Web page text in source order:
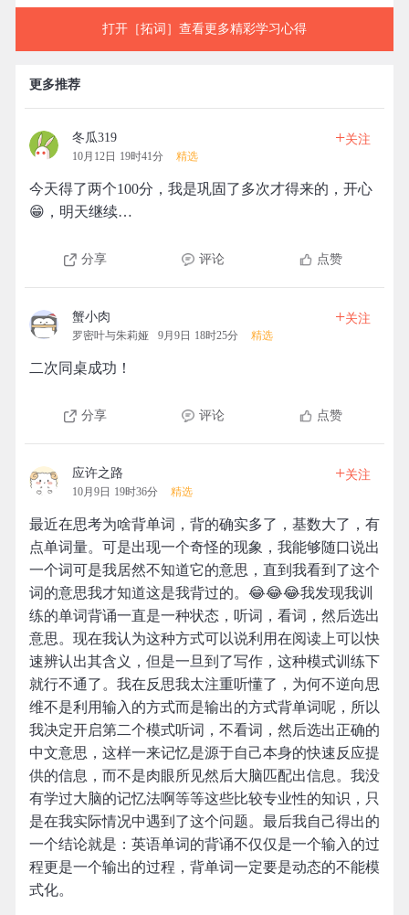
打开［拓词］查看更多精彩学习心得
更多推荐
冬瓜319
10月12日 19时41分 精选
+关注
今天得了两个100分，我是巩固了多次才得来的，开心
😁，明天继续…
分享 评论 点赞
蟹小肉
罗密叶与朱莉娅 9月9日 18时25分 精选
+关注
二次同桌成功！
分享 评论 点赞
应许之路
10月9日 19时36分 精选
+关注
最近在思考为啥背单词，背的确实多了，基数大了，有
点单词量。可是出现一个奇怪的现象，我能够随口说出
一个词可是我居然不知道它的意思，直到我看到了这个
词的意思我才知道这是我背过的。😂😂😂我发现我训
练的单词背诵一直是一种状态，听词，看词，然后选出
意思。现在我认为这种方式可以说利用在阅读上可以快
速辨认出其含义，但是一旦到了写作，这种模式训练下
就行不通了。我在反思我太注重听懂了，为何不逆向思
维不是利用输入的方式而是输出的方式背单词呢，所以
我决定开启第二个模式听词，不看词，然后选出正确的
中文意思，这样一来记忆是源于自己本身的快速反应提
供的信息，而不是肉眼所见然后大脑匹配出信息。我没
有学过大脑的记忆法啊等等这些比较专业性的知识，只
是在我实际情况中遇到了这个问题。最后我自己得出的
一个结论就是：英语单词的背诵不仅仅是一个输入的过
程更是一个输出的过程，背单词一定要是动态的不能模
式化。